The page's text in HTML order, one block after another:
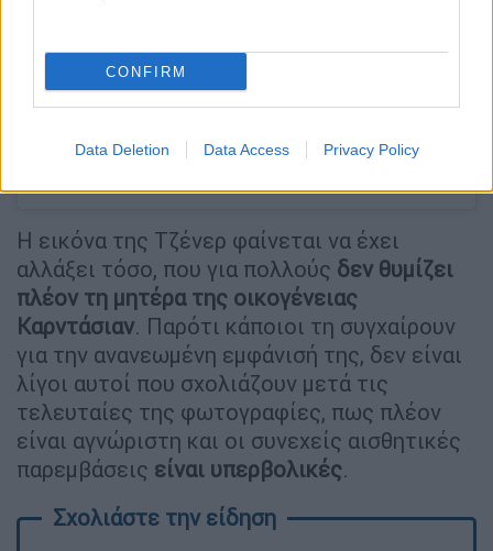
CONFIRM
Data Deletion Data Access Privacy Policy
Η εικόνα της Τζένερ φαίνεται να έχει
αλλάξει τόσο, που για πολλούς δεν θυμίζει
πλέον τη μητέρα της οικογένειας
Καρντάσιαν. Παρότι κάποιοι τη συγχαίρουν
για την ανανεωμένη εμφάνισή της, δεν είναι
λίγοι αυτοί που σχολιάζουν μετά τις
τελευταίες της φωτογραφίες, πως πλέον
είναι αγνώριστη και οι συνεχείς αισθητικές
παρεμβάσεις είναι υπερβολικές.